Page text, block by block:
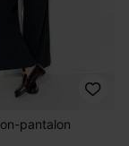
pantalon